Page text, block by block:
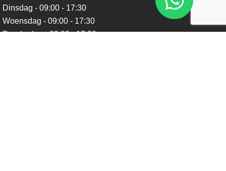
Dinsdag - 09:00 - 17:30
Woensdag - 09:00 - 17:30
Donderdag - 09:00 - 17:30